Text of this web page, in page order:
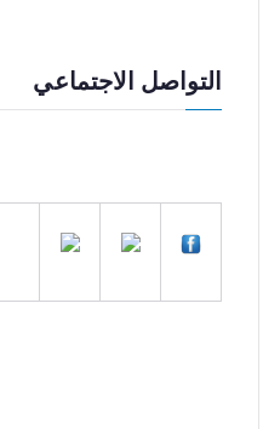
التواصل الاجتماعي